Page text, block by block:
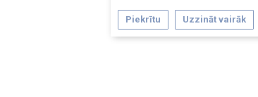
Piekrītu Uzzināt vairāk